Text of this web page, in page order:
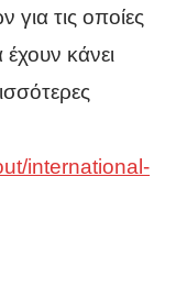
τις οποίες
κάνει
international-